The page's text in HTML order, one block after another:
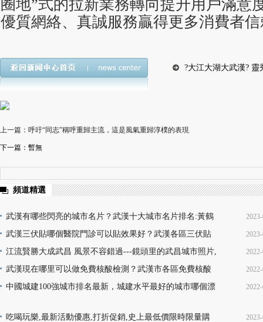
圈地”式的拉新業務轉向提升用戶滿意
優質網絡、真誠服務贏得更多消費者
?大江大湖大武漢?
上一篇：呼吁“同志”稱呼重歸主流，這是風氣重歸淳樸的表現
下一篇：暫無
頻道精選
武漢有哪些閃亮的城市名片？武漢十大城市名片排名:黃鶴
樓熱干面無人不知無人不曉
武漢三伏貼哪個醫院門診可以貼效果好？武漢各區三伏貼
醫院門診名單地址(就診時間+門診地點+價格查詢+預
江流賢勝大成武昌 風景不容錯過---鏡頭里的武昌城市照片,
韻味十足又充滿活力
武漢現在哪里可以做免費核酸檢測？武漢市各區免費核酸
檢測地點位置咨詢電話及時間(部分24小時檢測)
中國城建100強城市排名最新，城建水平最好的城市哪個漂
吃喝玩樂,最新活動優惠,打折促銷,史上最低價限時限量購